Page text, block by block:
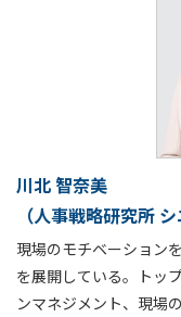
川北 智奈美
（人事戦略研究所
現場のモチベーション
を展開している。トッ
ンマネジメント、現場